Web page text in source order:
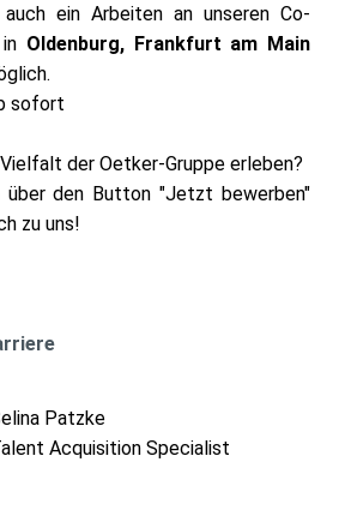
ein Arbeiten an unseren Co-
Oldenburg, Frankfurt am Main
sofort
der Oetker-Gruppe erleben?
über den Button "Jetzt bewerben"
zu uns!
Patzke
Acquisition Specialist